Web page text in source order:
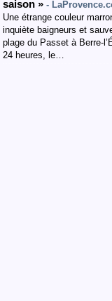
saison » -
Une étrange couleur
inquiète baigneurs et
plage du Passet à Berre-
24 heures, le…